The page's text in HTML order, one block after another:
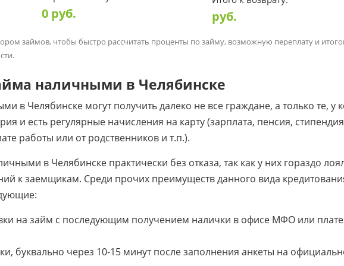
0руб. руб.
займов, чтобы быстро рассчитать проценты по займу, возможную переплату и
наличными в Челябинске
в Челябинске могут получить далеко не все граждане, а только те, у
и есть регулярные начисления на карту (зарплата, пенсия,
работы или от родственников и т.п.).
в Челябинске практически без отказа, так как у них гораздо
к заемщикам. Среди прочих преимуществ данного вида
на займ с последующим получением налички в офисе МФО или
буквально через 10-15 минут после заполнения анкеты на